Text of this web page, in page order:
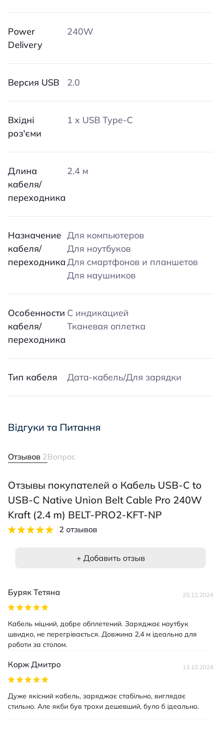
Power
Delivery
240W
Версия USB 2.0
Вхідні
роз'єми
1 x USB Type-C
Длина
кабеля/
переходника
2.4 м
Назначение
кабеля/
переходника
Для компьютеров
Для ноутбуков
Для смартфонов и планшетов
Для наушников
Особенности
кабеля/
переходника
С индикацией
Тканевая оплетка
Тип кабеля Дата-кабель/Для зарядки
Відгуки та Питання
Отзывов 2Вопрос
Отзывы покупателей о Кабель USB-C to
USB-C Native Union Belt Cable Pro 240W
Kraft (2.4 m) BELT-PRO2-KFT-NP
2 отзывов
+ Добавить отзыв
Буряк Тетяна 25.12.2024
Кабель міцний, добре обплетений. Заряджає ноутбук
швидко, не перегрівається. Довжина 2,4 м ідеально для
роботи за столом.
Корж Дмитро 13.10.2024
Дуже якісний кабель, заряджає стабільно, виглядає
стильно. Але якби був трохи дешевший, було б ідеально.